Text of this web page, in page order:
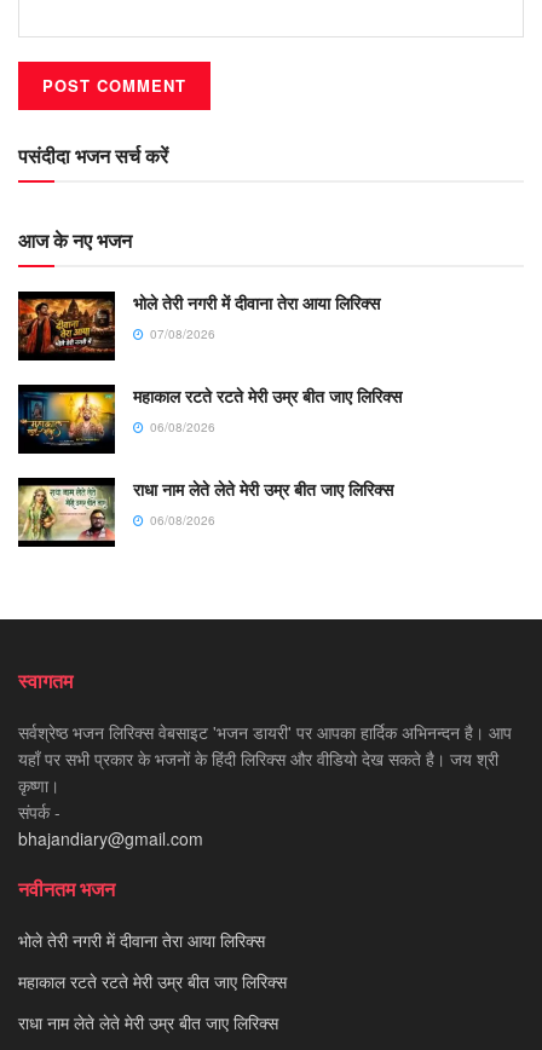
पसंदीदा भजन सर्च करें
आज के नए भजन
भोले तेरी नगरी में दीवाना तेरा आया लिरिक्स
07/08/2026
महाकाल रटते रटते मेरी उम्र बीत जाए लिरिक्स
06/08/2026
राधा नाम लेते लेते मेरी उम्र बीत जाए लिरिक्स
06/08/2026
स्वागतम
सर्वश्रेष्ठ भजन लिरिक्स वेबसाइट 'भजन डायरी' पर आपका हार्दिक अभिनन्दन है। आप
यहाँ पर सभी प्रकार के भजनों के हिंदी लिरिक्स और वीडियो देख सकते है। जय श्री
कृष्णा।
संपर्क -
bhajandiary@gmail.com
नवीनतम भजन
भोले तेरी नगरी में दीवाना तेरा आया लिरिक्स
महाकाल रटते रटते मेरी उम्र बीत जाए लिरिक्स
राधा नाम लेते लेते मेरी उम्र बीत जाए लिरिक्स